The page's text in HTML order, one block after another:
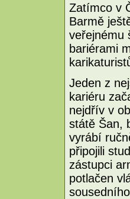
Zatímco v
Barmě
veřejnému
bariérami
Jeden z
kariéru
nejdřív v
státě Šan,
vyrábí
připojili
zástupci
potlačen